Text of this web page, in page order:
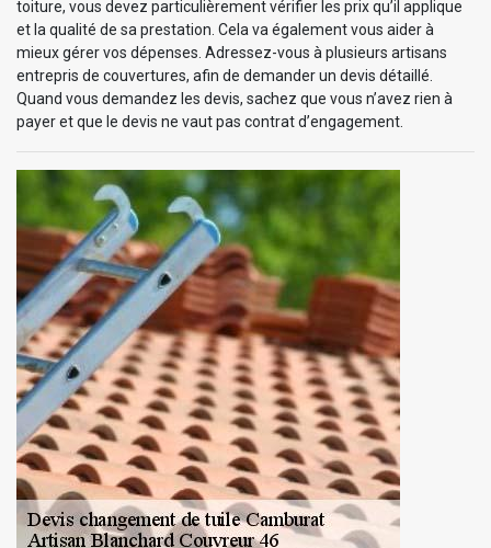
toiture, vous devez particulièrement vérifier les prix qu’il applique
et la qualité de sa prestation. Cela va également vous aider à
mieux gérer vos dépenses. Adressez-vous à plusieurs artisans
entrepris de couvertures, afin de demander un devis détaillé.
Quand vous demandez les devis, sachez que vous n’avez rien à
payer et que le devis ne vaut pas contrat d’engagement.